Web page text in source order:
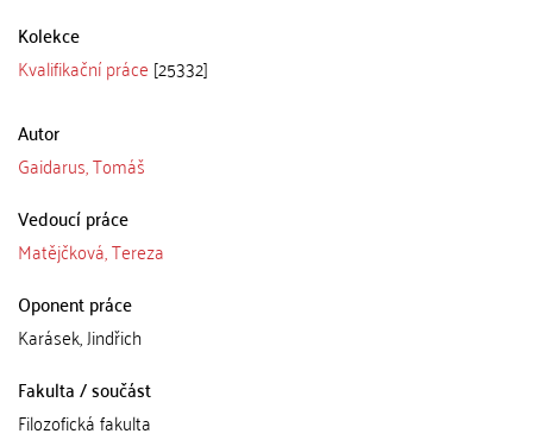
Kolekce
Kvalifikační práce [25332]
Autor
Gaidarus, Tomáš
Vedoucí práce
Matějčková, Tereza
Oponent práce
Karásek, Jindřich
Fakulta / součást
Filozofická fakulta